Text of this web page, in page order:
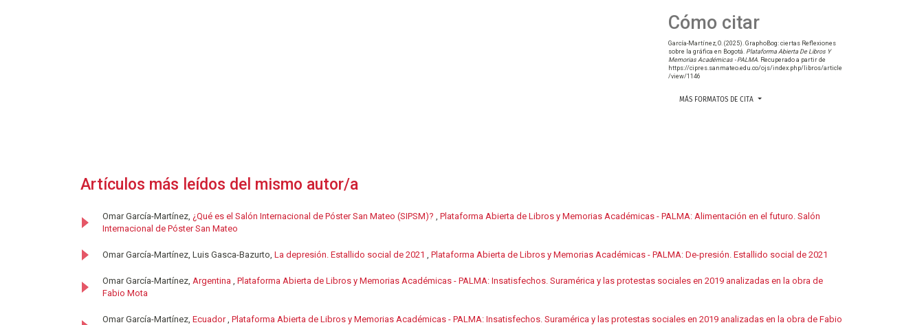
Cómo citar
García-Martínez, O. (2025). GraphoBog: ciertas Reflexiones
sobre la gráfica en Bogotá. Plataforma Abierta De Libros Y
Memorias Académicas - PALMA . Recuperado a partir de
https://cipres.sanmateo.edu.co/ojs/index.php/libros/article
/view/1146
MÁS FORMATOS DE CITA
Artículos más leídos del mismo autor/a
Omar García-Martínez, ¿Qué es el Salón Internacional de Póster San Mateo (SIPSM)?
Plataforma Abierta de Libros y Memorias Académicas - PALMA: Alimentación en el futuro. Salón
Internacional de Póster San Mateo
Omar García-Martínez, Luis Gasca-Bazurto, La depresión. Estallido social de 2021 Plataforma Abierta de Libros y Memorias Académicas - PALMA: De-presión. Estallido social de 2021
Omar García-Martínez, Argentina
Plataforma Abierta de Libros y Memorias Académicas - PALMA: Insatisfechos. Suramérica y las protestas sociales en 2019 analizadas en la obra de
Fabio Mota
Omar García-Martínez, Ecuador Plataforma Abierta de Libros y Memorias Académicas - PALMA: Insatisfechos. Suramérica y las protestas sociales en 2019 analizadas en la obra de Fabio